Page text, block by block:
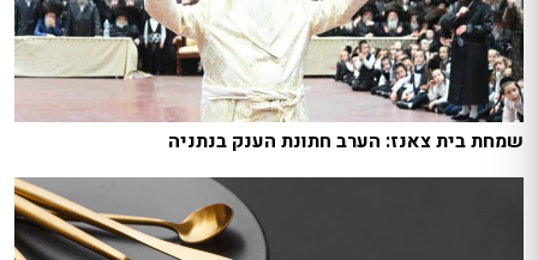
שמחת בית צאנז: הערב חתונת הענק בנתניה